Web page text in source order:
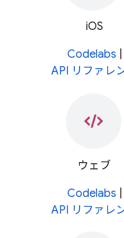
iOS
Codelabs
API リファレ
ウェブ
Codelabs
API リファレ